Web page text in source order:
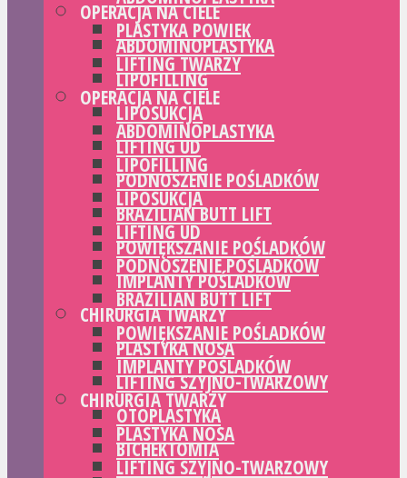
OPERACJA NA CIELE
ABDOMINOPLASTYKA
LIPOFILLING
LIPOSUKCJA
LIFTING UD
PODNOSZENIE POŚLADKÓW
BRAZILIAN BUTT LIFT
POWIĘKSZANIE POŚLADKÓW
IMPLANTY POŚLADKÓW
CHIRURGIA TWARZY
PLASTYKA NOSA
LIFTING SZYJNO-TWARZOWY
OTOPLASTYKA
BICHEKTOMIA
PLASTYKA POWIEK
LIFTING TWARZY
OPERACJA NA CIELE
ABDOMINOPLASTYKA
LIPOFILLING
LIPOSUKCJA
LIFTING UD
PODNOSZENIE POŚLADKÓW
BRAZILIAN BUTT LIFT
POWIĘKSZANIE POŚLADKÓW
IMPLANTY POŚLADKÓW
CHIRURGIA TWARZY
PLASTYKA NOSA
LIFTING SZYJNO-TWARZOWY